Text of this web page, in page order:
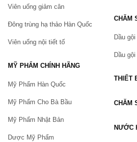
trở lên)
Thuốc hấp phụ và bao phủ niêm
cho trẻ dưới 1 tuổi)
Siro Hỗ Trợ Miễn Dịch Cho Bé
Immunity Support ( Sử dụng được
BigBB Ổn Định Tiêu Hóa, Tăng Đề
3. Thuốc ho cho bé
Trẻ em thường rất dễ xuất hiện các
miễn dịch và sức đề kháng của trẻ
nhanh và chấm dứt những cơn ho dai
tin dùng các sản phẩm thuốc ho cho bé
Viên uống giảm cân
Đông trùng hạ thảo Hàn Quốc
Viên uống nội tiết tố
MỸ PHẨM CHÍNH HÃNG
Mỹ Phẩm Hàn Quốc
Mỹ Phẩm Cho Bà Bầu
Mỹ Phẩm Nhật Bản
Dược Mỹ Phẩm
CHĂM
Dầu gội
Dầu
THIẾT
CHĂM
NƯỚC